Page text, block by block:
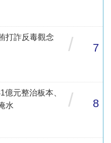
打詐反毒觀念
/ 7
元整治板本、
水
/ 8